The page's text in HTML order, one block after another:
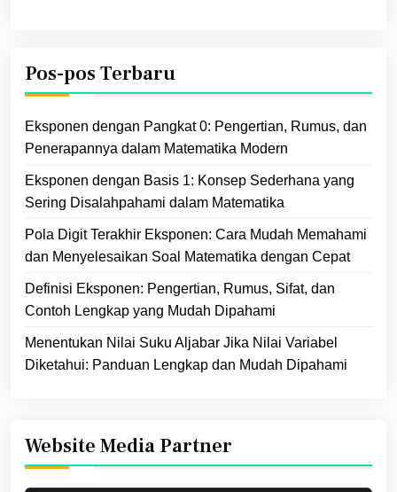
Pos-pos Terbaru
Eksponen dengan Pangkat 0: Pengertian, Rumus, dan
Penerapannya dalam Matematika Modern
Eksponen dengan Basis 1: Konsep Sederhana yang
Sering Disalahpahami dalam Matematika
Pola Digit Terakhir Eksponen: Cara Mudah Memahami
dan Menyelesaikan Soal Matematika dengan Cepat
Definisi Eksponen: Pengertian, Rumus, Sifat, dan
Contoh Lengkap yang Mudah Dipahami
Menentukan Nilai Suku Aljabar Jika Nilai Variabel
Diketahui: Panduan Lengkap dan Mudah Dipahami
Website Media Partner